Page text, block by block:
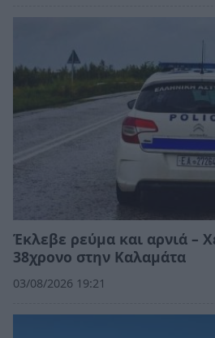
Έκλεβε ρεύμα και αρνιά –
38χρονο στην Καλαμάτα
03/08/2026 19:21